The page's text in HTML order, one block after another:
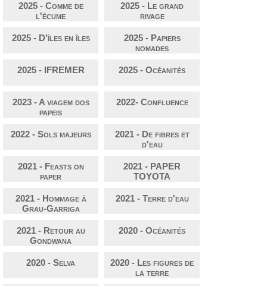
2025 - Comme de
l'écume
2025 - Le grand
rivage
2025 - D'îles en îles
2025 - Papiers
nomades
2025 - IFREMER 2025 - Océanités
2023 - A viagem dos
papeis
2022- Confluence
2022 - Sols majeurs
2021 - De fibres et
d'eau
2021 - Feasts on
paper
2021 - PAPER
TOYOTA
2021 - Hommage à
Grau-Garriga
2021 - Terre d'eau
2021 - Retour au
Gondwana
2020 - Océanités
2020 - Selva
2020 - Les figures de
la terre